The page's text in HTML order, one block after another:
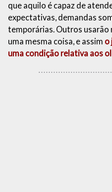
que aquilo é capaz de
expectativas, demandas
temporárias. Outros usarão
uma mesma coisa, e assim o
uma condição relativa aos